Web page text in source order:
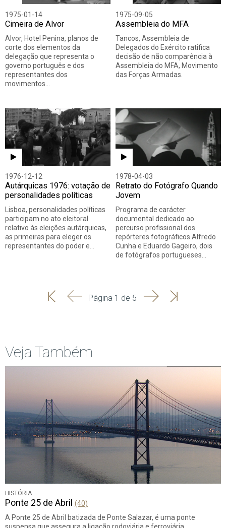
1975-01-14
Cimeira de Alvor
Alvor, Hotel Penina, planos de
corte dos elementos da
delegação que representa o
governo português e dos
representantes dos
movimentos…
1975-09-05
Assembleia do MFA
Tancos, Assembleia de
Delegados do Exército ratifica
decisão de não comparência à
Assembleia do MFA, Movimento
das Forças Armadas.
1976-12-12
Autárquicas 1976: votação de
personalidades políticas
Lisboa, personalidades políticas
participam no ato eleitoral
relativo às eleições autárquicas,
as primeiras para eleger os
representantes do poder e…
1978-04-03
Retrato do Fotógrafo Quando
Jovem
Programa de carácter
documental dedicado ao
percurso profissional dos
repórteres fotográficos Alfredo
Cunha e Eduardo Gageiro, dois
de fotógrafos portugueses…
'
'
Página 1 de 5 SeguinteÚltima
Veja Também
HISTÓRIA
Ponte 25 de Abril (40)
A Ponte 25 de Abril batizada de Ponte Salazar, é uma ponte